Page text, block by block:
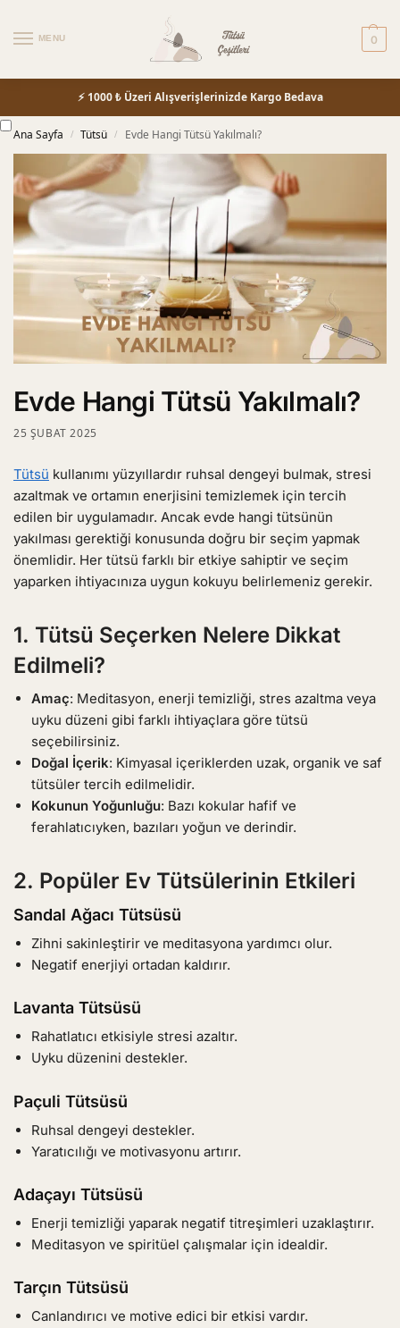
MENU 0
⚡ 1000 ₺ Üzeri Alışverişlerinizde Kargo Bedava
Ana Sayfa / Tütsü / Evde Hangi Tütsü Yakılmalı?
Evde Hangi Tütsü Yakılmalı?
25 ŞUBAT 2025
Tütsü kullanımı yüzyıllardır ruhsal dengeyi bulmak, stresi
azaltmak ve ortamın enerjisini temizlemek için tercih
edilen bir uygulamadır. Ancak evde hangi tütsünün
yakılması gerektiği konusunda doğru bir seçim yapmak
önemlidir. Her tütsü farklı bir etkiye sahiptir ve seçim
yaparken ihtiyacınıza uygun kokuyu belirlemeniz gerekir.
1. Tütsü Seçerken Nelere Dikkat
Edilmeli?
Amaç: Meditasyon, enerji temizliği, stres azaltma veya
uyku düzeni gibi farklı ihtiyaçlara göre tütsü
seçebilirsiniz.
Doğal İçerik: Kimyasal içeriklerden uzak, organik ve saf
tütsüler tercih edilmelidir.
Kokunun Yoğunluğu: Bazı kokular hafif ve
ferahlatıcıyken, bazıları yoğun ve derindir.
2. Popüler Ev Tütsülerinin Etkileri
Sandal Ağacı Tütsüsü
Zihni sakinleştirir ve meditasyona yardımcı olur.
Negatif enerjiyi ortadan kaldırır.
Lavanta Tütsüsü
Rahatlatıcı etkisiyle stresi azaltır.
Uyku düzenini destekler.
Paçuli Tütsüsü
Ruhsal dengeyi destekler.
Yaratıcılığı ve motivasyonu artırır.
Adaçayı Tütsüsü
Enerji temizliği yaparak negatif titreşimleri uzaklaştırır.
Meditasyon ve spiritüel çalışmalar için idealdir.
Tarçın Tütsüsü
Canlandırıcı ve motive edici bir etkisi vardır.